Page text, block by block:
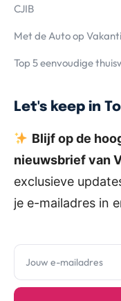
CJIB
Met de Auto op
Top 5 eenvoudige
Let's keep in
Blijf op de
nieuwsbrief van
exclusieve
je e-mailadres in